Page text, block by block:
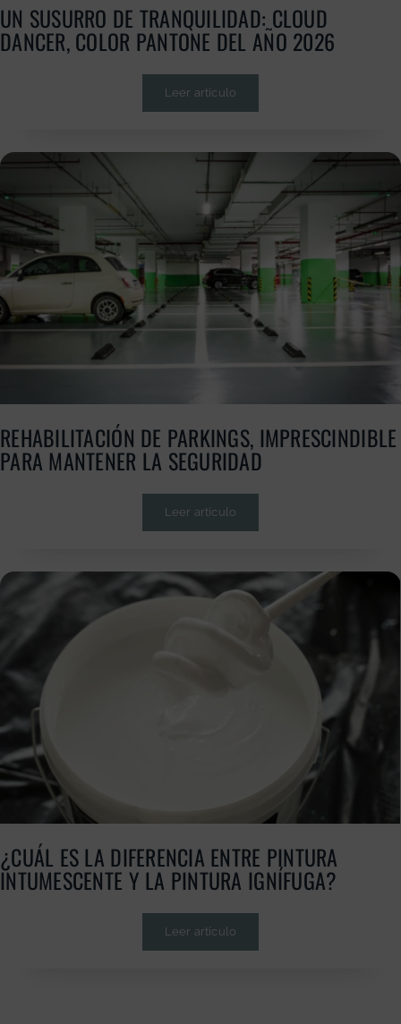
UN SUSURRO DE TRANQUILIDAD: CLOUD
DANCER, COLOR PANTONE DEL AÑO 2026
Leer artículo
REHABILITACIÓN DE PARKINGS, IMPRESCINDIBLE
PARA MANTENER LA SEGURIDAD
Leer artículo
¿CUÁL ES LA DIFERENCIA ENTRE PINTURA
INTUMESCENTE Y LA PINTURA IGNÍFUGA?
Leer artículo